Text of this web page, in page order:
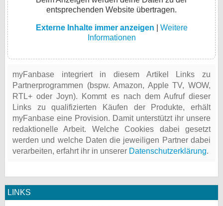
entsprechenden Website übertragen.
Externe Inhalte immer anzeigen
Weitere
Informationen
myFanbase integriert in diesem Artikel Links zu
Partnerprogrammen (bspw. Amazon, Apple TV, WOW,
RTL+ oder Joyn). Kommt es nach dem Aufruf dieser
Links zu qualifizierten Käufen der Produkte, erhält
myFanbase eine Provision. Damit unterstützt ihr unsere
redaktionelle Arbeit. Welche Cookies dabei gesetzt
werden und welche Daten die jeweiligen Partner dabei
verarbeiten, erfahrt ihr in unserer Datenschutzerklärung.
LINKS